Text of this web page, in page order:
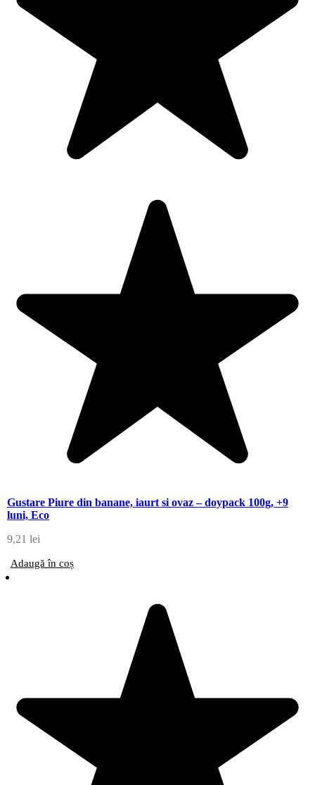
Gustare Piure din banane, iaurt si ovaz – doypack 100g, +9
luni, Eco
9,21 lei
Adaugă în coș